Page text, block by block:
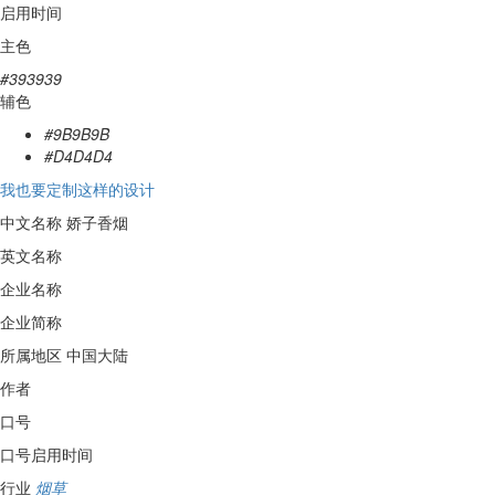
启用时间
主色
#393939
辅色
#9B9B9B
#D4D4D4
我也要定制这样的设计
中文名称 娇子香烟
英文名称
企业名称
企业简称
所属地区 中国大陆
作者
口号
口号启用时间
行业 烟草